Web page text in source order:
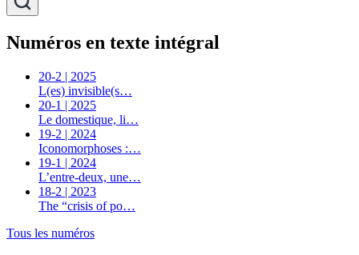
Numéros en texte intégral
20-2 | 2025
L(es) invisible(s…
20-1 | 2025
Le domestique, li…
19-2 | 2024
Iconomorphoses :…
19-1 | 2024
L’entre-deux, une…
18-2 | 2023
The “crisis of po…
Tous les numéros